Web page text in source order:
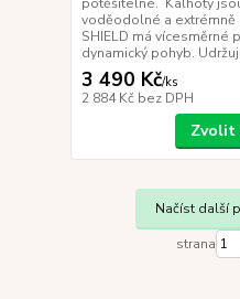
voděodolné a extrémně
SHIELD má vícesměrné
dynamický pohyb.
3 490 Kč/ks
2 884 Kč bez DPH
Zvolit
Načíst další
strana